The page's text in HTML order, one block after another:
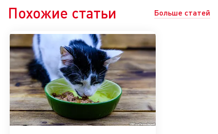
Похожие статьи Больше статей